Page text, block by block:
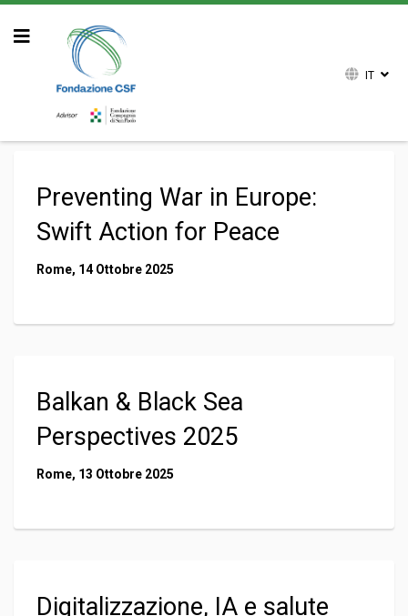
IT
Sei qui:Home Attività
Preventing War in Europe:
Swift Action for Peace
Rome, 14 Ottobre 2025
Balkan & Black Sea
Perspectives 2025
Rome, 13 Ottobre 2025
Digitalizzazione, IA e salute